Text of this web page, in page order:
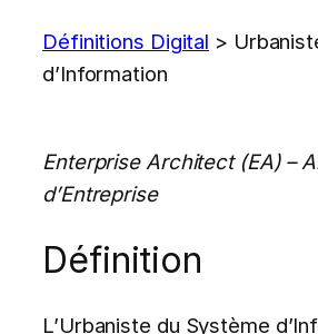
Définitions Digital >
d’Information
Enterprise Architect (EA) –
d’Entreprise
Définition
L’Urbaniste du Système